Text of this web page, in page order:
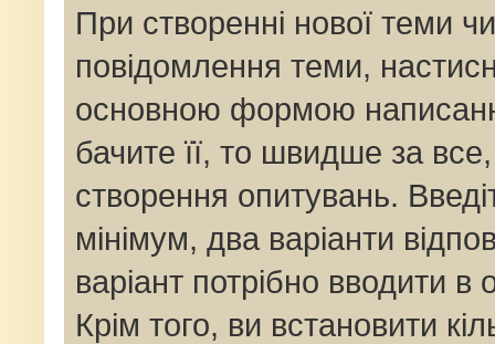
При створенні нової теми
повідомлення теми,
основною формою
бачите її, то швидше за
створення опитувань.
мінімум, два варіанти
варіант потрібно вводити в
Крім того, ви встановити